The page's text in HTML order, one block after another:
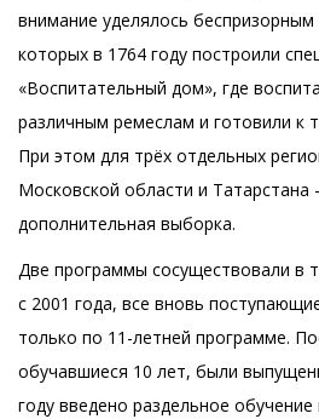
внимание уделялось
которых в 1764 году построили
«Воспитательный дом», где
различным ремеслам и готовили к
При этом для трёх отдельных
Московской области и
дополнительная выборка.
Две программы сосуществовали в
с 2001 года, все вновь
только по 11-летней программе.
обучавшиеся 10 лет, были
году введено раздельное